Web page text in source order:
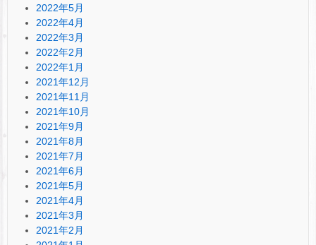
2022年5月
2022年4月
2022年3月
2022年2月
2022年1月
2021年12月
2021年11月
2021年10月
2021年9月
2021年8月
2021年7月
2021年6月
2021年5月
2021年4月
2021年3月
2021年2月